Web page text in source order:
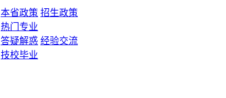
本省政策 招生政策
热门专业
答疑解惑 经验交流
技校毕业